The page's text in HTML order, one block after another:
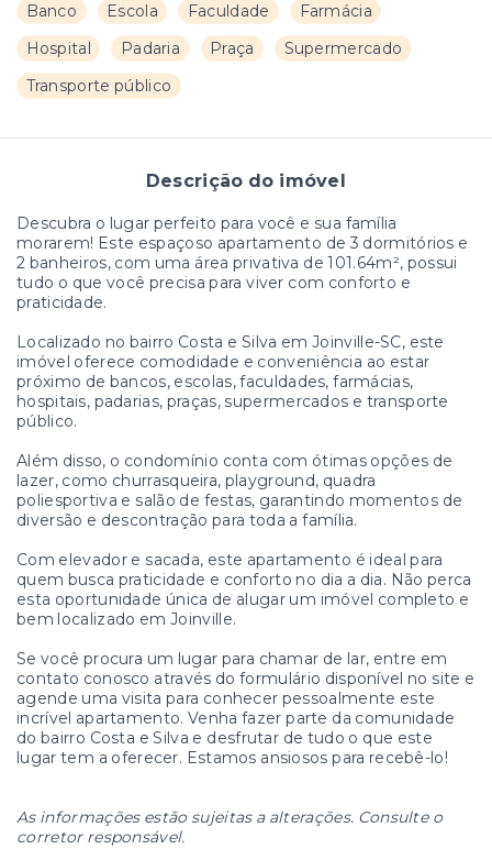
Banco Escola Faculdade
Farmácia
Hospital
Padaria Praça
Supermercado
Transporte público
Descrição do imóvel
Descubra o lugar perfeito para você e sua família
morarem! Este espaçoso apartamento de 3 dormitórios e
2 banheiros, com uma área privativa de 101.64m², possui
tudo o que você precisa para viver com conforto e
praticidade.
Localizado no bairro Costa e Silva em Joinville-SC, este
imóvel oferece comodidade e conveniência ao estar
próximo de bancos, escolas, faculdades, farmácias,
hospitais, padarias, praças, supermercados e transporte
público.
Além disso, o condomínio conta com ótimas opções de
lazer, como churrasqueira, playground, quadra
poliesportiva e salão de festas, garantindo momentos de
diversão e descontração para toda a família.
Com elevador e sacada, este apartamento é ideal para
quem busca praticidade e conforto no dia a dia. Não perca
esta oportunidade única de alugar um imóvel completo e
bem localizado em Joinville.
Se você procura um lugar para chamar de lar, entre em
contato conosco através do formulário disponível no site e
agende uma visita para conhecer pessoalmente este
incrível apartamento. Venha fazer parte da comunidade
do bairro Costa e Silva e desfrutar de tudo o que este
lugar tem a oferecer. Estamos ansiosos para recebê-lo!
As informações estão sujeitas a alterações. Consulte o
corretor responsável.